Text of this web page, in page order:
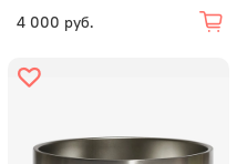
4 000 руб.